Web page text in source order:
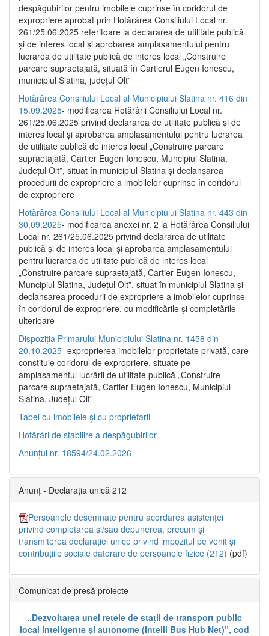
despăgubirilor pentru imobilele cuprinse în coridorul de
expropriere aprobat prin Hotărârea Consiliului Local nr.
261/25.06.2025 referitoare la declararea de utilitate publică
și de interes local și aprobarea amplasamentului pentru
lucrarea de utilitate publică de interes local „Construire
parcare supraetajată, situată în Cartierul Eugen Ionescu,
municipiul Slatina, județul Olt”
Hotărârea Consiliului Local al Municipiului Slatina nr. 416 din
15.09.2025- modificarea Hotărârii Consiliului Local nr.
261/25.06.2025 privind declararea de utilitate publică și de
interes local și aprobarea amplasamentului pentru lucrarea
de utilitate publică de interes local „Construire parcare
supraetajată, Cartier Eugen Ionescu, Muncipiul Slatina,
Județul Olt”, situat în municipiul Slatina și declanșarea
procedurii de expropriere a imobilelor cuprinse în coridorul
de expropriere
Hotărârea Consiliului Local al Municipiului Slatina nr. 443 din
30.09.2025- modificarea anexei nr. 2 la Hotărârea Consiliului
Local nr. 261/25.06.2025 privind declararea de utilitate
publică şi de interes local şi aprobarea amplasamentului
pentru lucrarea de utilitate publică de interes local
„Construire parcare supraetajată, Cartier Eugen Ionescu,
Muncipiul Slatina, Judeţul Olt”, situat în municipiul Slatina şi
declanşarea procedurii de expropriere a imobilelor cuprinse
în coridorul de expropriere, cu modificările şi completările
ulterioare
Dispoziția Primarului Municipiului Slatina nr. 1458 din
20.10.2025- exproprierea imobilelor proprietate privată, care
constituie coridorul de expropriere, situate pe
amplasamentul lucrării de utilitate publică „Construire
parcare supraetajată, Cartier Eugen Ionescu, Municipiul
Slatina, Județul Olt”
Tabel cu imobilele și cu proprietarii
Hotărâri de stabilire a despăgubirilor
Anunțul nr. 18594/24.02.2026
Anunț - Declarația unică 212
Persoanele desemnate pentru acordarea asistenței
privind completarea și/sau depunerea, precum și
transmiterea declarației unice privind impozitul pe venit și
contribuțiile sociale datorare de persoanele fizice (212) (pdf)
Comunicat de presă proiecte
„Dezvoltarea unei rețele de stații de transport public
local inteligente și autonome (Intelli Bus Hub Net)”, cod